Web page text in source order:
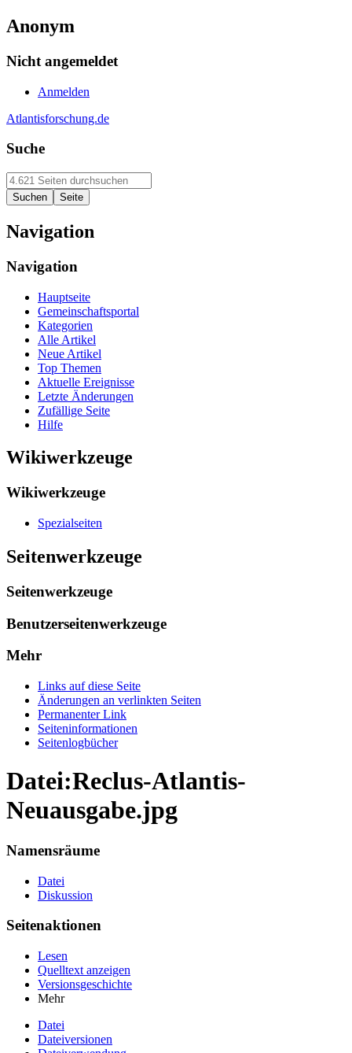
Anonym
Nicht angemeldet
Anmelden
Atlantisforschung.de
Suche
Navigation
Navigation
Hauptseite
Gemeinschaftsportal
Kategorien
Alle Artikel
Neue Artikel
Top Themen
Aktuelle Ereignisse
Letzte Änderungen
Zufällige Seite
Hilfe
Wikiwerkzeuge
Wikiwerkzeuge
Spezialseiten
Seitenwerkzeuge
Seitenwerkzeuge
Benutzerseitenwerkzeuge
Mehr
Links auf diese Seite
Änderungen an verlinkten Seiten
Permanenter Link
Seiten­informationen
Seitenlogbücher
Datei:Reclus-Atlantis-
Neuausgabe.jpg
Namensräume
Datei
Diskussion
Seitenaktionen
Lesen
Quelltext anzeigen
Versionsgeschichte
Mehr
Datei
Dateiversionen